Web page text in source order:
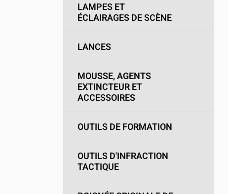
LAMPES ET
ÉCLAIRAGES DE SCÈNE
LANCES
MOUSSE, AGENTS
EXTINCTEUR ET
ACCESSOIRES
OUTILS DE FORMATION
OUTILS D'INFRACTION
TACTIQUE